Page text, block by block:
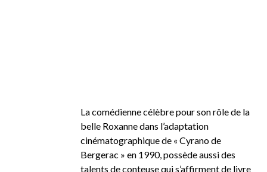
La comédienne célèbre pour son rôle de la
belle Roxanne dans l’adaptation
cinématographique de « Cyrano de
Bergerac » en 1990, possède aussi des
talents de conteuse qui s’affirment de livre